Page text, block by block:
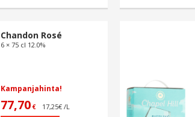
Chandon Rosé
6 × 75 cl 12.0%
Kampanjahinta!
77,70 € 17,25€ /L